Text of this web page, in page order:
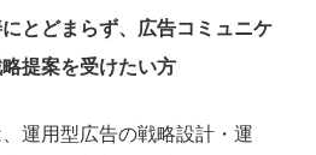
とどまらず、広告コミュニケ
提案を受けたい方
運用型広告の戦略設計・運